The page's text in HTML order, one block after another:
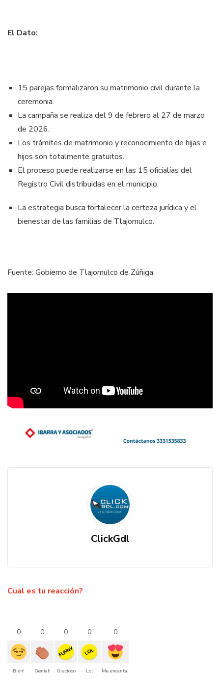
El Dato:
15 parejas formalizaron su matrimonio civil durante la
ceremonia.
La campaña se realiza del 9 de febrero al 27 de marzo
de 2026.
Los trámites de matrimonio y reconocimiento de hijas e
hijos son totalmente gratuitos.
El proceso puede realizarse en las 15 oficialías del
Registro Civil distribuidas en el municipio.
La estrategia busca fortalecer la certeza jurídica y el
bienestar de las familias de Tlajomulco.
Fuente: Gobierno de Tlajomulco de Zúñiga
ClickGdl
Cual es tu reacción?
0
Bien!
0
Genial!
0
FUNNY
Gracioso
0
LOL
Lol
0
Me encanta!